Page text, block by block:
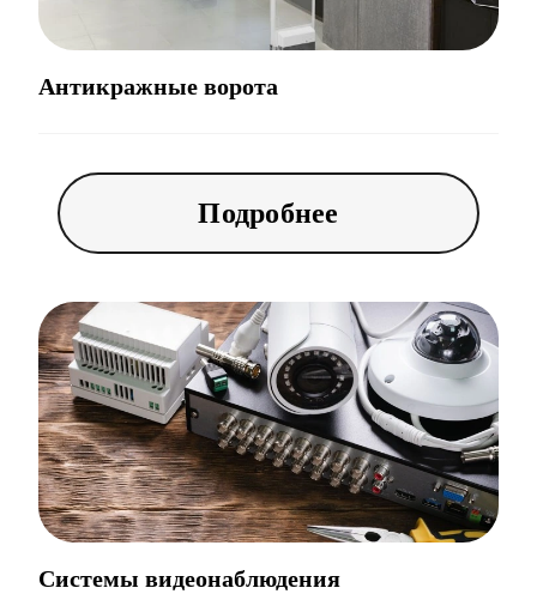
Антикражные ворота
Подробнее
Системы видеонаблюдения